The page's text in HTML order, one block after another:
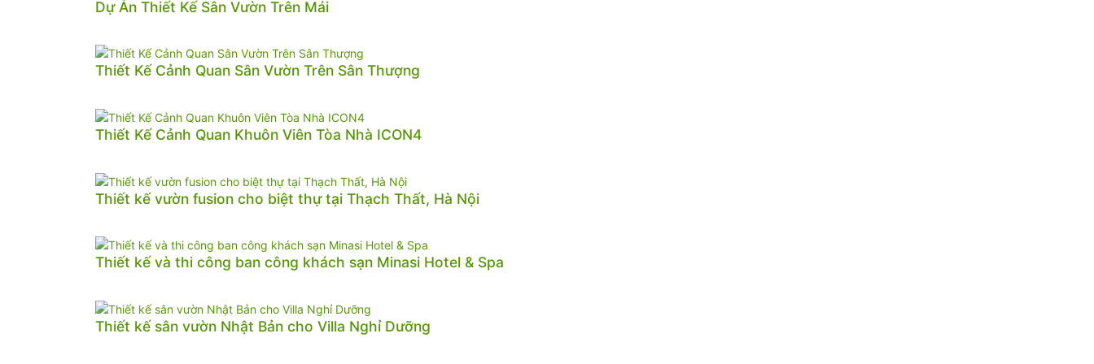
Dự Án Thiết Kế Sân Vườn Trên Mái
Thiết Kế Cảnh Quan Sân Vườn Trên Sân Thượng
Thiết Kế Cảnh Quan Khuôn Viên Tòa Nhà ICON4
Thiết kế vườn fusion cho biệt thự tại Thạch Thất, Hà Nội
Thiết kế và thi công ban công khách sạn Minasi Hotel & Spa
Thiết kế sân vườn Nhật Bản cho Villa Nghỉ Dưỡng